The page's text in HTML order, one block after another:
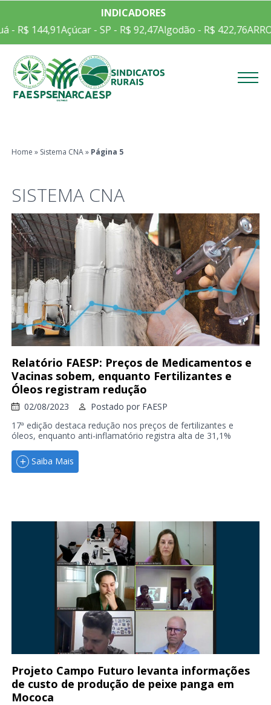
INDICADORES
R$ 144,91Açúcar - SP - R$ 92,47Algodão - R$ 422,76ARROZ
Home » Sistema CNA» Página 5
SISTEMA CNA
Relatório FAESP: Preços de Medicamentos e
Vacinas sobem, enquanto Fertilizantes e
Óleos registram redução
02/08/2023 Postado por FAESP
17ª edição destaca redução nos preços de fertilizantes e
óleos, enquanto anti-inflamatório registra alta de 31,1%
Saiba Mais
Projeto Campo Futuro levanta informações
de custo de produção de peixe panga em
Mococa